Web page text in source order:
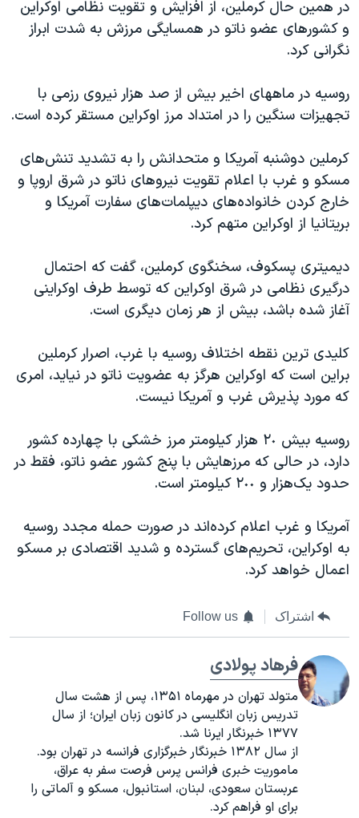
در همین حال کرملین، از افزایش و تقویت نظامی اوکراین
و کشورهای عضو ناتو در همسایگی مرزش به شدت ابراز
نگرانی کرد.
روسیه در ماههای اخیر بیش از صد هزار نیروی رزمی با
تجهیزات سنگین را در امتداد مرز اوکراین مستقر کرده است.
کرملین دوشنبه آمریکا و متحدانش را به تشدید تنش‌های
مسکو و غرب با اعلام تقویت نیروهای ناتو در شرق اروپا و
خارج کردن خانواده‌های دیپلمات‌های سفارت آمریکا و
بریتانیا از اوکراین متهم کرد.
دیمیتری پسکوف، سخنگوی کرملین، گفت که احتمال
درگیری نظامی در شرق اوکراین که توسط طرف اوکراینی
آغاز شده باشد، بیش از هر زمان دیگری است.
کلیدی ترین نقطه اختلاف روسیه با غرب، اصرار کرملین
براین است که اوکراین هرگز به عضویت ناتو در نیاید، امری
که مورد پذیرش غرب و آمریکا نیست.
روسیه بیش ٢٠ هزار کیلومتر مرز خشکی با چهارده کشور
دارد، در حالی که مرزهایش با پنج کشور عضو ناتو، فقط در
حدود یک‌هزار و ٢٠٠ کیلومتر است.
آمریکا و غرب اعلام کرده‌اند در صورت حمله مجدد روسیه
به اوکراین، تحریم‌های گسترده و شدید اقتصادی بر مسکو
اعمال خواهد کرد.
اشتراک Follow us
فرهاد پولادی
متولد تهران در مهرماه ۱۳۵۱، پس از هشت سال
تدریس زبان انگلیسی در کانون زبان ایران؛ از سال
۱۳۷۷ خبرنگار ایرنا شد.
از سال ۱۳۸۲ خبرنگار خبرگزاری فرانسه در تهران بود.
ماموریت خبری فرانس پرس فرصت سفر به عراق،
عربستان سعودی، لبنان، استانبول، مسکو و آلماتی را
برای او فراهم کرد.